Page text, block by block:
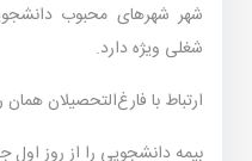
شهر شهرهای محبوب
شغلی ویژه دارد.
ارتباط با فارغ‌التحصیلان
بیمه دانشجویی را از روز اول